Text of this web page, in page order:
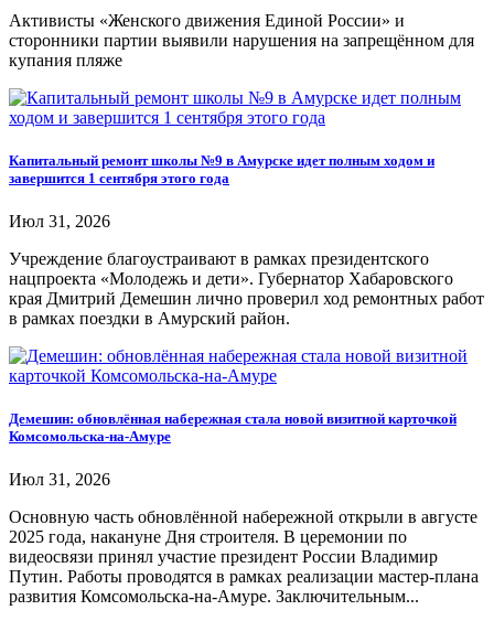
Активисты «Женского движения Единой России» и
сторонники партии выявили нарушения на запрещённом для
купания пляже
Капитальный ремонт школы №9 в Амурске идет полным ходом и
завершится 1 сентября этого года
Июл 31, 2026
Учреждение благоустраивают в рамках президентского
нацпроекта «Молодежь и дети». Губернатор Хабаровского
края Дмитрий Демешин лично проверил ход ремонтных работ
в рамках поездки в Амурский район.
Демешин: обновлённая набережная стала новой визитной карточкой
Комсомольска-на-Амуре
Июл 31, 2026
Основную часть обновлённой набережной открыли в августе
2025 года, накануне Дня строителя. В церемонии по
видеосвязи принял участие президент России Владимир
Путин. Работы проводятся в рамках реализации мастер-плана
развития Комсомольска-на-Амуре. Заключительным...